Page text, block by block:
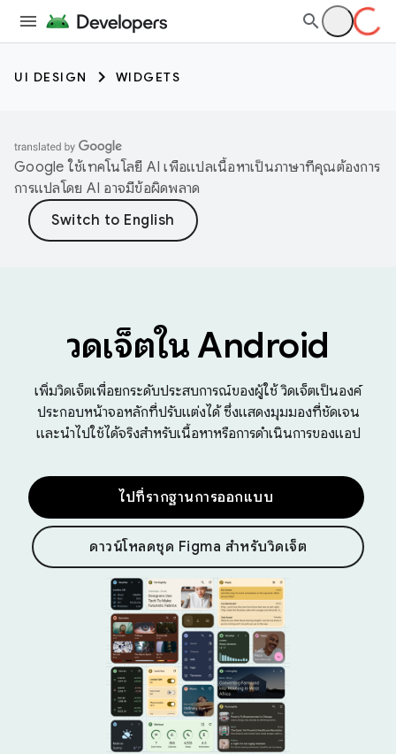
UI DESIGN WIDGETS
Google ใช้เทคโนโลยี AI เพื่อแปลเนื้อหาเป็นภาษาที่คุณต้องการ
การแปลโดย AI อาจมีข้อผิดพลาด
วิดเจ็ตใน Android
เพิ่มวิดเจ็ตเพื่อยกระดับประสบการณ์ของผู้ใช้ วิดเจ็ตเป็นองค์
ประกอบหน้าจอหลักที่ปรับแต่งได้ ซึ่งแสดงมุมมองที่ชัดเจน
และนำไปใช้ได้จริงสำหรับเนื้อหาหรือการดำเนินการของแอป
ไปที่รากฐานการออกแบบ
ดาวน์โหลดชุด Figma สำหรับวิดเจ็ต